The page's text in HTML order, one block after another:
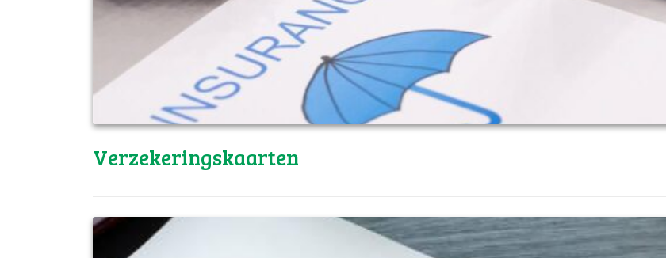
Verzekeringskaarten